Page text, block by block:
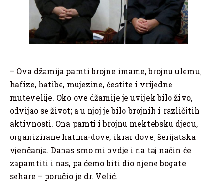
– Ova džamija pamti brojne imame, brojnu ulemu,
hafize, hatibe, mujezine, čestite i vrijedne
mutevelije. Oko ove džamije je uvijek bilo živo,
odvijao se život; a u njoj je bilo brojnih i različitih
aktivnosti. Ona pamti i brojnu mektebsku djecu,
organizirane hatma-dove, ikrar dove, šerijatska
vjenčanja. Danas smo mi ovdje i na taj način će
zapamtiti i nas, pa ćemo biti dio njene bogate
sehare – poručio je dr. Velić.